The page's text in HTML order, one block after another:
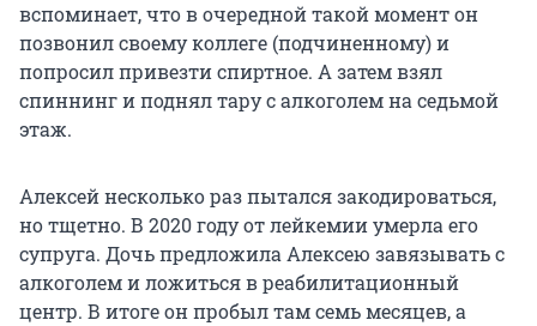
вспоминает, что в очередной такой момент он
позвонил своему коллеге (подчиненному) и
попросил привезти спиртное. А затем взял
спиннинг и поднял тару с алкоголем на седьмой
этаж.
Алексей несколько раз пытался закодироваться,
но тщетно. В 2020 году от лейкемии умерла его
супруга. Дочь предложила Алексею завязывать с
алкоголем и ложиться в реабилитационный
центр. В итоге он пробыл там семь месяцев, а